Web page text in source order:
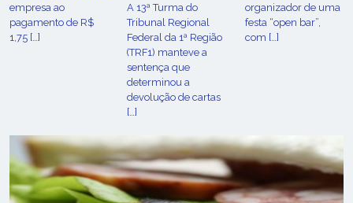
empresa ao
pagamento de R$
1,75 […]
A 13ª Turma do
Tribunal Regional
Federal da 1ª Região
(TRF1) manteve a
sentença que
determinou a
devolução de cartas
[…]
organizador de uma
festa “open bar”,
com […]